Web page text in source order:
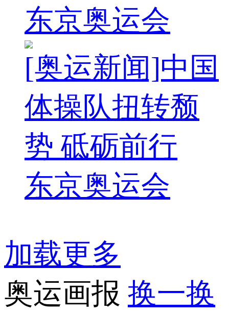
东京奥运会
[奥运新闻]中国
体操队扭转颓
势 砥砺前行
东京奥运会
加载更多
奥运画报 换一换